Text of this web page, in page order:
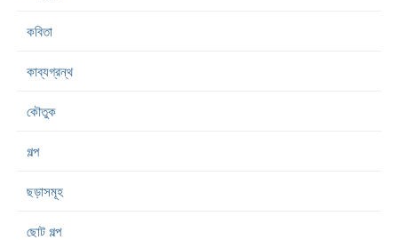
কবিতা
কাব্যগ্রন্থ
কৌতুক
গল্প
ছড়াসমূহ
ছোট গল্প